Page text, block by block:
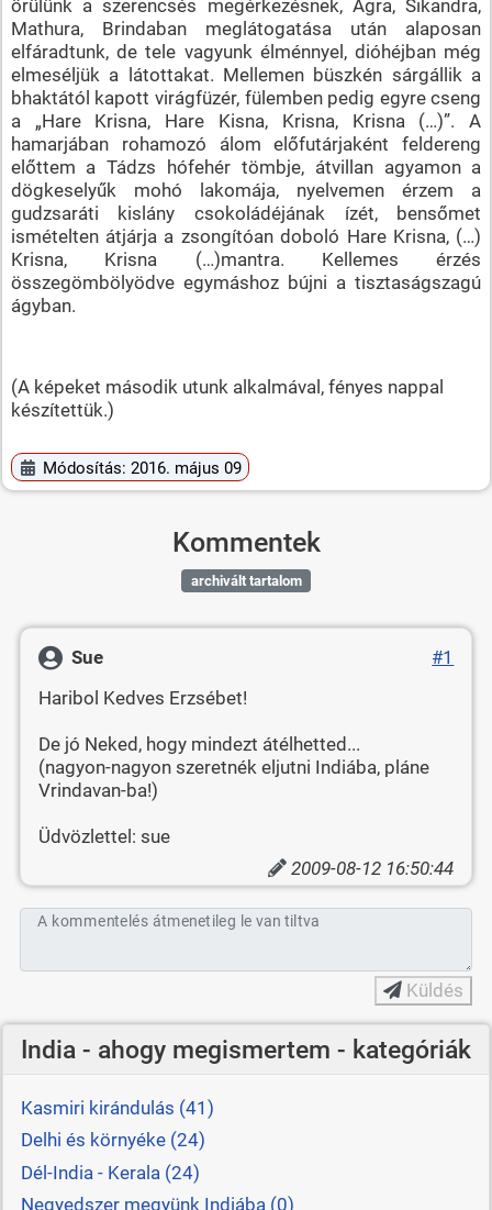
örülünk a szerencsés megérkezésnek, Agra, Sikandra,
Mathura, Brindaban meglátogatása után alaposan
elfáradtunk, de tele vagyunk élménnyel, dióhéjban még
elmeséljük a látottakat. Mellemen büszkén sárgállik a
bhaktától kapott virágfüzér, fülemben pedig egyre cseng
a „Hare Krisna, Hare Kisna, Krisna, Krisna (…)”. A
hamarjában rohamozó álom előfutárjaként feldereng
előttem a Tádzs hófehér tömbje, átvillan agyamon a
dögkeselyűk mohó lakomája, nyelvemen érzem a
gudzsaráti kislány csokoládéjának ízét, bensőmet
ismételten átjárja a zsongítóan doboló Hare Krisna, (…)
Krisna, Krisna (…)mantra. Kellemes érzés
összegömbölyödve egymáshoz bújni a tisztaságszagú
ágyban.
(A képeket második utunk alkalmával, fényes nappal
készítettük.)
Módosítás: 2016. május 09
Kommentek
archivált tartalom
Sue
#1
Haribol Kedves Erzsébet!
De jó Neked, hogy mindezt átélhetted...
(nagyon-nagyon szeretnék eljutni Indiába, pláne
Vrindavan-ba!)
Üdvözlettel: sue
2009-08-12 16:50:44
A kommentelés átmenetileg le van tiltva
Küldés
India - ahogy megismertem - kategóriák
Kasmiri kirándulás (41)
Delhi és környéke (24)
Dél-India - Kerala (24)
Negyedszer megyünk Indiába (0)